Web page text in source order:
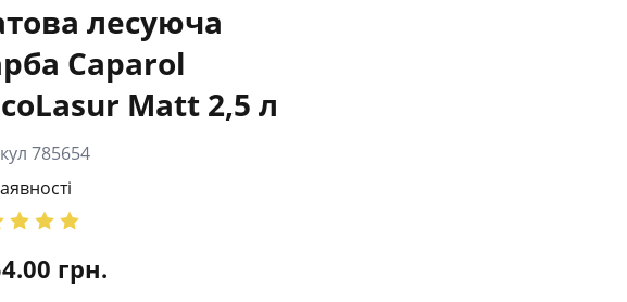
лесуюча
Caparol
Matt 2,5 л
785654
грн.